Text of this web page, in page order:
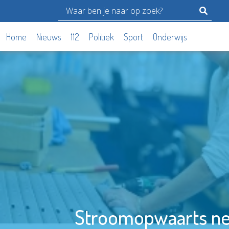
Home Nieuws 112 Politiek Sport Onderwijs
Stroomopwaarts